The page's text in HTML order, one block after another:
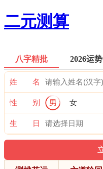
二元测算
八字精批 2026运势
姓 名
性 别 男 女
生 日